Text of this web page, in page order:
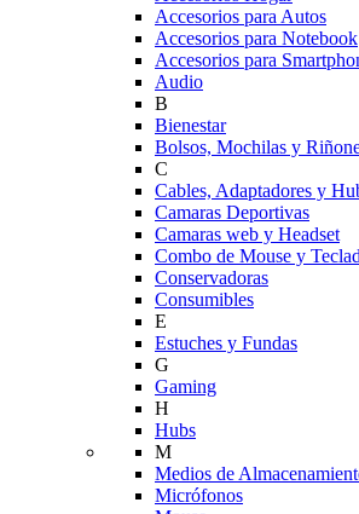
Accesorios para Autos
Accesorios para Notebook
Accesorios para
Audio
B
Bienestar
Bolsos, Mochilas y
C
Cables, Adaptadores y
Camaras Deportivas
Camaras web y Headset
Combo de Mouse y
Conservadoras
Consumibles
E
Estuches y Fundas
G
Gaming
H
Hubs
M
Medios de
Micrófonos